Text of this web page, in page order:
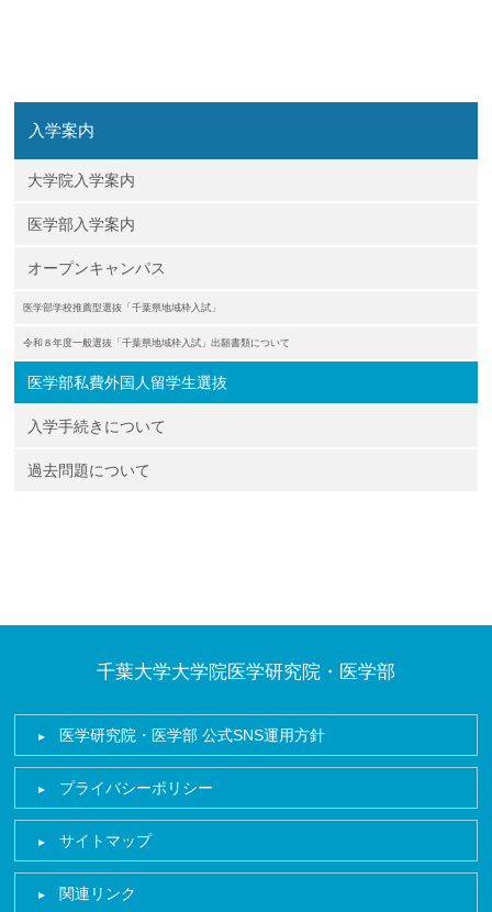
入学案内
大学院入学案内
医学部入学案内
オープンキャンパス
医学部学校推薦型選抜「千葉県地域枠入試」
令和８年度一般選抜「千葉県地域枠入試」出願書類について
医学部私費外国人留学生選抜
入学手続きについて
過去問題について
千葉大学大学院医学研究院・医学部
医学研究院・医学部 公式SNS運用方針
プライバシーポリシー
サイトマップ
関連リンク